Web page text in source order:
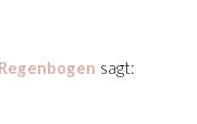
sagt: